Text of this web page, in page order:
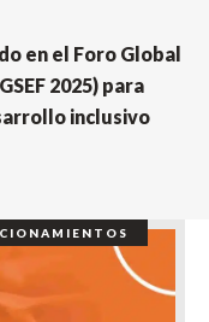
en el Foro Global
2025) para
inclusivo